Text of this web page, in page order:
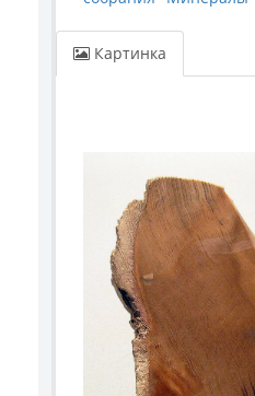
Картинка